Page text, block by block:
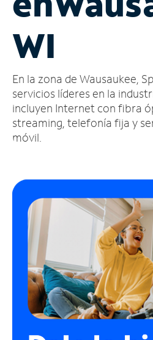
cuenta
Encuentra
tienda
WI
En la zona de Wausaukee,
servicios líderes en la
incluyen Internet con fibra
streaming, telefonía fija y
móvil.